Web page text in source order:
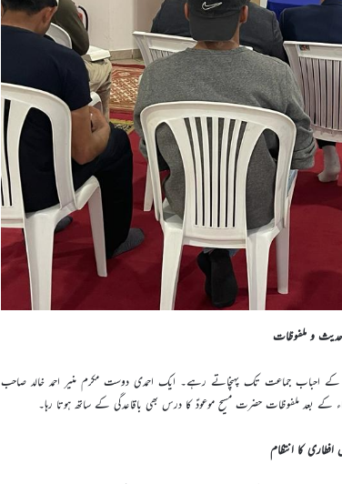
و ملفوظات
کے احباب جماعت تک پہنچاتے رہے۔ ایک احمدی دوست مکرم منیر احمد خالد صاحب
ملفوظات حضرت مسیح موعودؑ کا درس بھی باقاعدگی کے ساتھ ہوتا رہا۔
افطاری کا انتظام